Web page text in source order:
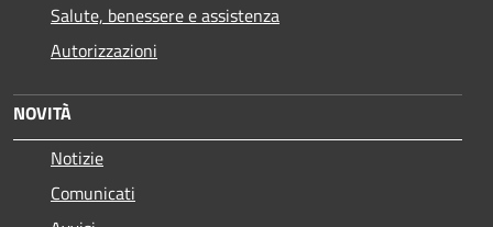
Salute, benessere e assistenza
Autorizzazioni
NOVITÀ
Notizie
Comunicati